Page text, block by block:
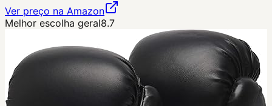
Ver preço na Amazon
Melhor escolha geral8.7